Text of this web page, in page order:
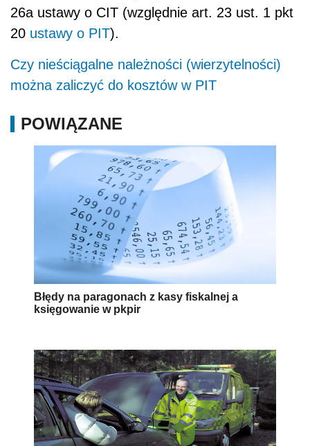
26a ustawy o CIT (względnie art. 23 ust. 1 pkt
20 ustawy o PIT).
Czy nieściągalne należności (wierzytelności)
można zaliczyć do kosztów w PIT
POWIĄZANE
Błędy na paragonach z kasy fiskalnej a
księgowanie w pkpir